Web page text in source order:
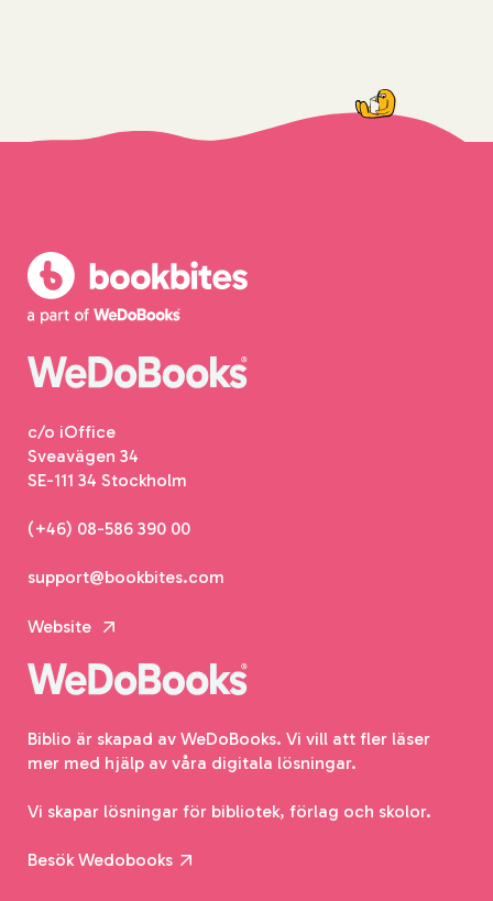
c/o iOffice
Sveavägen 34
SE-111 34 Stockholm
(+46) 08-586 390 00
support@bookbites.com
Website
Biblio är skapad av WeDoBooks. Vi vill att fler läser
mer med hjälp av våra digitala lösningar.
Vi skapar lösningar för bibliotek, förlag och skolor.
Besök Wedobooks